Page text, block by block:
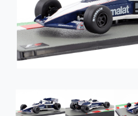
Военная техника
Спецтранспорт
Спецтехника
Аксессуары
Правила
Помощь